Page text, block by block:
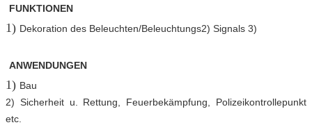
FUNKTIONEN
1) Dekoration des Beleuchten/Beleuchtungs2) Signals 3)
ANWENDUNGEN
1) Bau
2) Sicherheit u. Rettung, Feuerbekämpfung, Polizeikontrollepunkt
etc.